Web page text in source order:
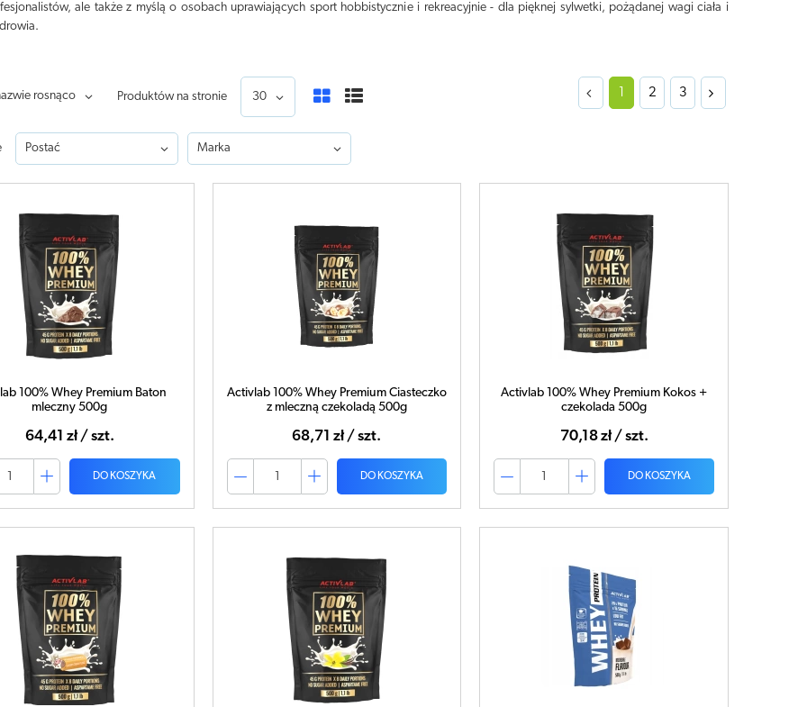
ale także z myślą o osobach uprawiających sport hobbistycznie i rekreacyjnie - dla pięknej sylwetki, pożądanej wagi ciała i
rosnąco Produktów na stronie 30 1 2 3
Postać Marka
100% Whey Premium Baton
mleczny 500g
64,41 zł / szt.
DO KOSZYKA
Activlab 100% Whey Premium Ciasteczko
z mleczną czekoladą 500g
68,71 zł / szt.
DO KOSZYKA
Activlab 100% Whey Premium Kokos +
czekolada 500g
70,18 zł / szt.
DO KOSZYKA